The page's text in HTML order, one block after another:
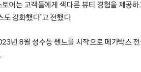
어는 고객들에게 색다른 뷰티 경험을 제공
도 강화했다”고 전했다.
년 8월 성수동 쎈느를 시작으로 메가박스